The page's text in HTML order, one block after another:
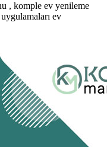
, komple ev yenileme
ev